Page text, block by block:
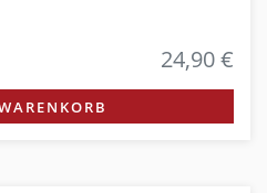
24,90 €